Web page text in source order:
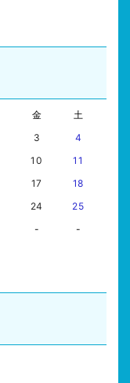
金
土
3
4
10
11
17
18
24
25
- -